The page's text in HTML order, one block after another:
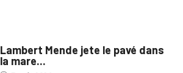
Lambert Mende jete le pavé dans
la mare...